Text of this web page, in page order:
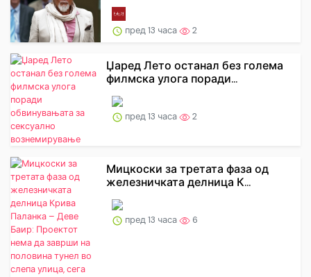
пред 13 часа 2
Џаред Лето останал без голема
филмска улога поради...
пред 13 часа 2
Мицкоски за третата фаза од
железничката делница К...
пред 13 часа 6